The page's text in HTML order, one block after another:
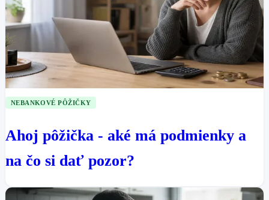
NEBANKOVÉ PÔŽIČKY
Ahoj pôžička - aké má podmienky a
na čo si dať pozor?